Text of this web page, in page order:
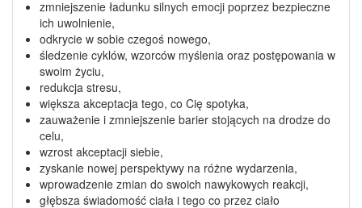
zmniejszenie ładunku silnych emocji poprzez bezpieczne
ich uwolnienie,
odkrycie w sobie czegoś nowego,
śledzenie cyklów, wzorców myślenia oraz postępowania w
swoim życiu,
redukcja stresu,
większa akceptacja tego, co Cię spotyka,
zauważenie i zmniejszenie barier stojących na drodze do
celu,
wzrost akceptacji siebie,
zyskanie nowej perspektywy na różne wydarzenia,
wprowadzenie zmian do swoich nawykowych reakcji,
głębsza świadomość ciała i tego co przez ciało